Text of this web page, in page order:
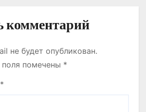
комментарий
не будет опубликован.
поля помечены *
*